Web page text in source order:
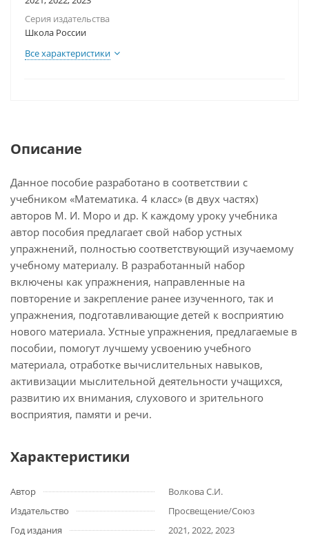
Серия издательства
Школа России
Все характеристики
Описание
Данное пособие разработано в соответствии с
учебником «Математика. 4 класс» (в двух частях)
авторов М. И. Моро и др. К каждому уроку учебника
автор пособия предлагает свой набор устных
упражнений, полностью соответствующий изучаемому
учебному материалу. В разработанный набор
включены как упражнения, направленные на
повторение и закрепление ранее изученного, так и
упражнения, подготавливающие детей к восприятию
нового материала. Устные упражнения, предлагаемые в
пособии, помогут лучшему усвоению учебного
материала, отработке вычислительных навыков,
активизации мыслительной деятельности учащихся,
развитию их внимания, слухового и зрительного
восприятия, памяти и речи.
Характеристики
Автор
Волкова С.И.
Издательство
Просвещение/Союз
Год издания
2021, 2022, 2023